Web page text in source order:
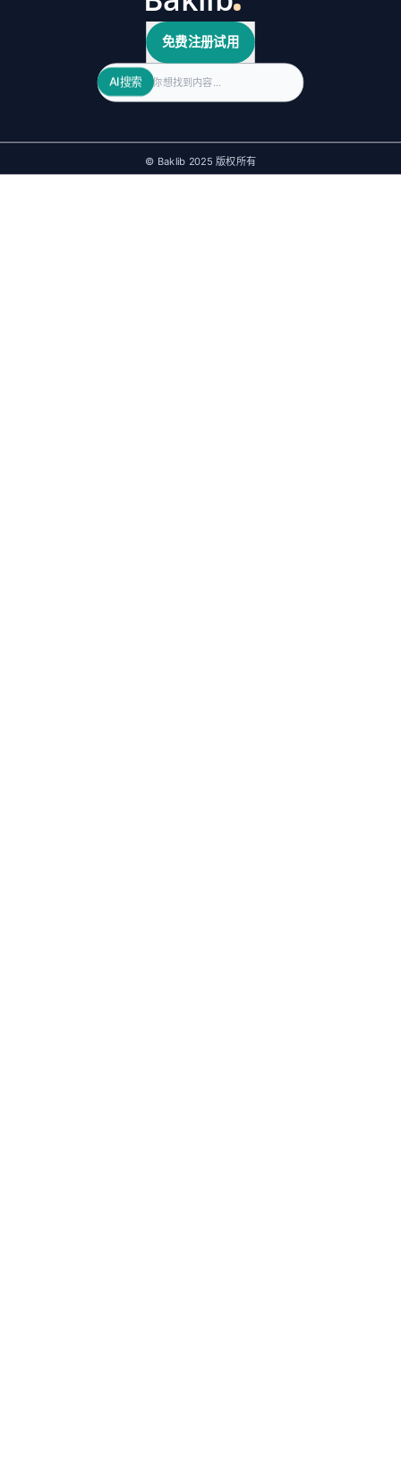
免费注册试用
Search
AI搜索
© Baklib 2025 版权所有